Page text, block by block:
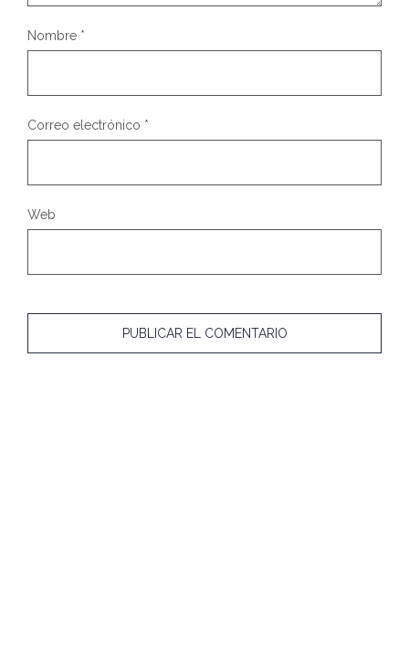
Nombre *
Correo electrónico *
Web